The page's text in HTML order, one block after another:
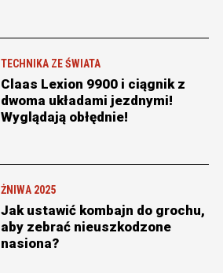
TECHNIKA ZE ŚWIATA
Claas Lexion 9900 i ciągnik z
dwoma układami jezdnymi!
Wyglądają obłędnie!
ŻNIWA 2025
Jak ustawić kombajn do grochu,
aby zebrać nieuszkodzone
nasiona?